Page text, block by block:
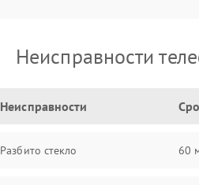
Неисправности
Неисправности
Разбито стекло 60